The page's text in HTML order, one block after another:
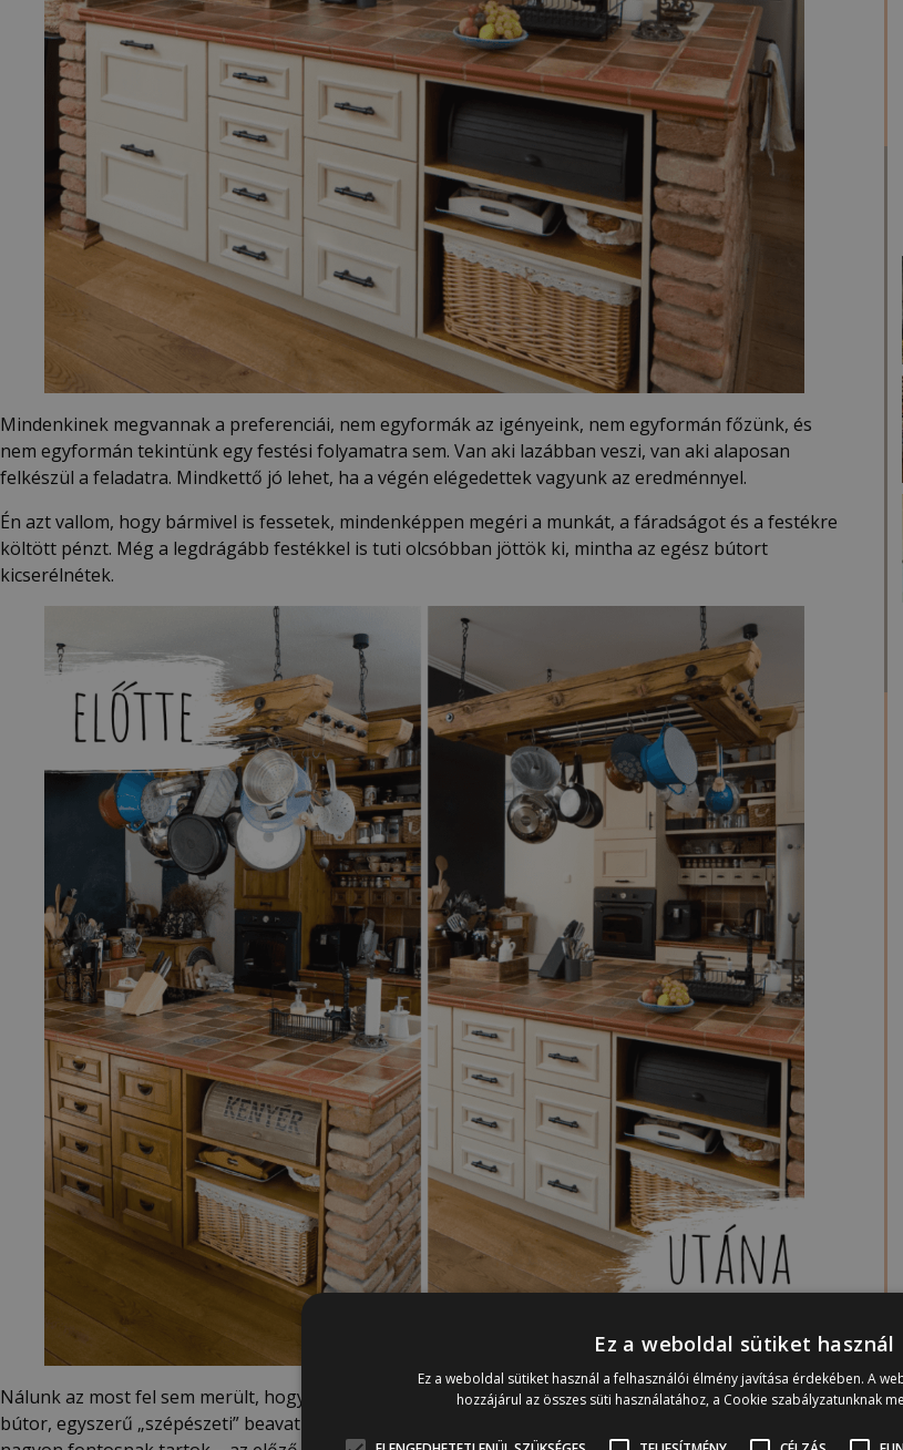
Mindenkinek megvannak a preferenciái, nem egyformák az igényeink, nem egyformán főzünk, és
nem egyformán tekintünk egy festési folyamatra sem. Van aki lazábban veszi, van aki alaposan
felkészül a feladatra. Mindkettő jó lehet, ha a végén elégedettek vagyunk az eredménnyel.
Én azt vallom, hogy bármivel is fessetek, mindenképpen megéri a munkát, a fáradságot és a festékre
költött pénzt. Még a legdrágább festékkel is tuti olcsóbban jöttök ki, mintha az egész bútort
kicserélnétek.
Nálunk az most fel sem merült, hogy azért legyen átfestve a konyha, mert felújításra szorulnaa
bútor, egyszerű „szépészeti” beavatkozás történt. A sztoriról és a tervezés folyamatáról – amit amúgy
Ez a weboldal sütiket használ
Ez a weboldal sütiket használ a felhasználói élmény javítása érdekében. A
hozzájárul az összes süti használatához, a Cookie szabályzatunknak